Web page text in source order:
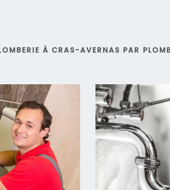
À CRAS-AVERNAS PAR